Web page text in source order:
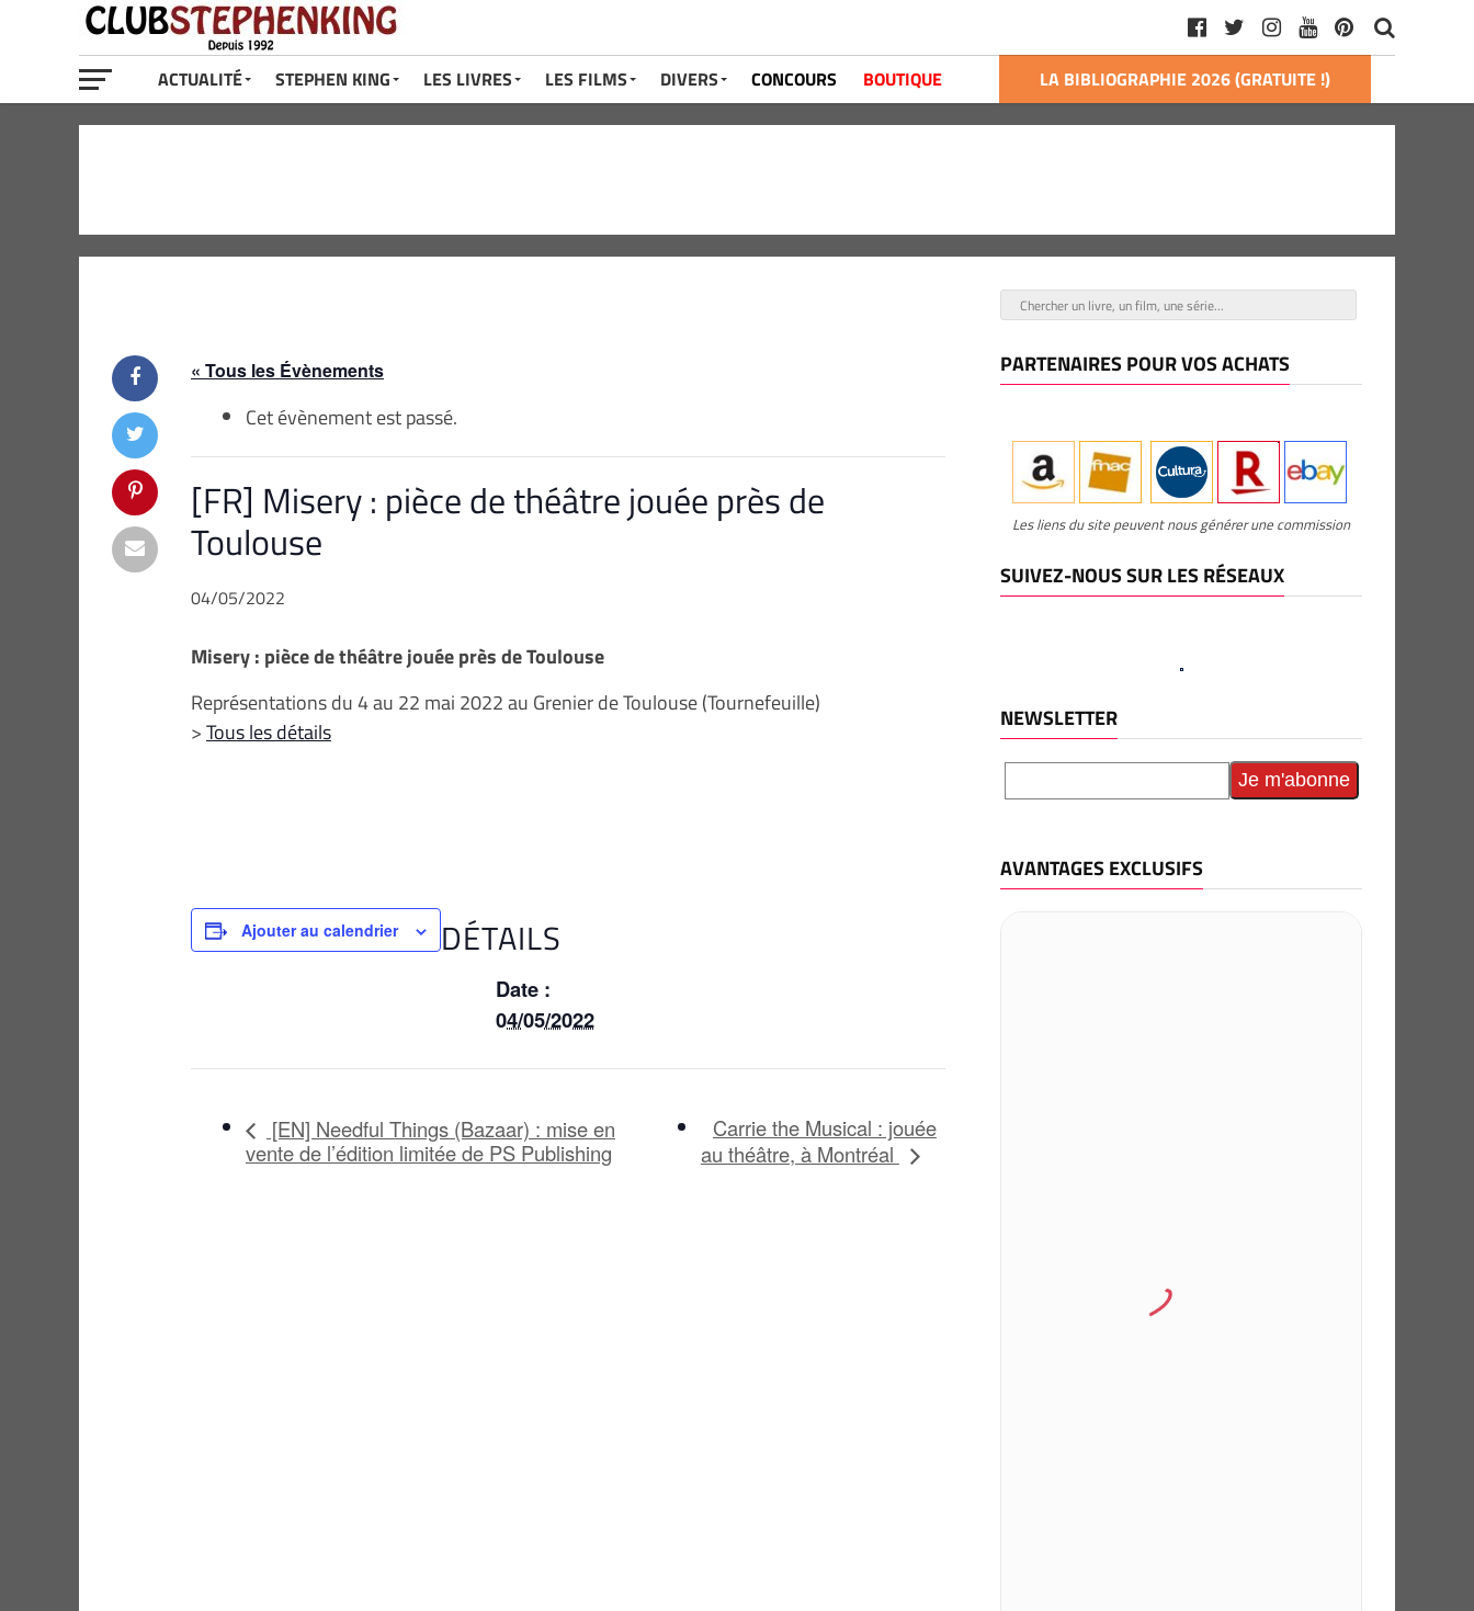
ACTUALITÉ STEPHEN KING LES LIVRES LES FILMS DIVERS CONCOURS BOUTIQUE LA BIBLIOGRAPHIE 2026 (GRATUITE !)
« Tous les Évènements
Cet évènement est passé.
[FR] Misery : pièce de théâtre jouée près de
Toulouse
04/05/2022
Misery : pièce de théâtre jouée près de Toulouse
Représentations du 4 au 22 mai 2022 au Grenier de Toulouse (Tournefeuille)
>Tous les détails
Ajouter au calendrier DÉTAILS
Date :
04/05/2022
[EN] Needful Things (Bazaar) : mise en
vente de l’édition limitée de PS Publishing
Carrie the Musical : jouée
au théâtre, à Montréal
PARTENAIRES POUR VOS ACHATS
Les liens du site peuvent nous générer une commission
SUIVEZ-NOUS SUR LES RÉSEAUX
NEWSLETTER
AVANTAGES EXCLUSIFS